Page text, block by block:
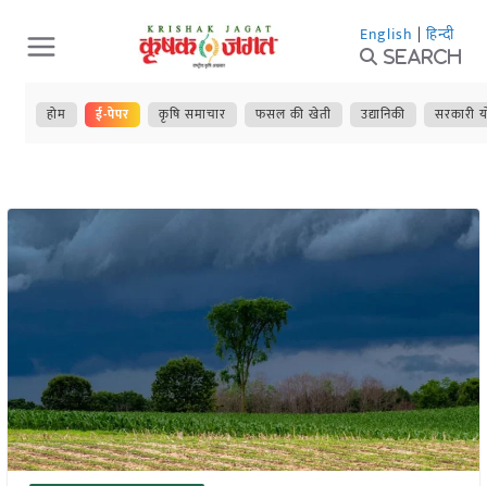
Skip
to
content
English | हिन्दी
Search
होम ई-पेपर कृषि समाचार फसल की खेती उद्यानिकी सरकारी